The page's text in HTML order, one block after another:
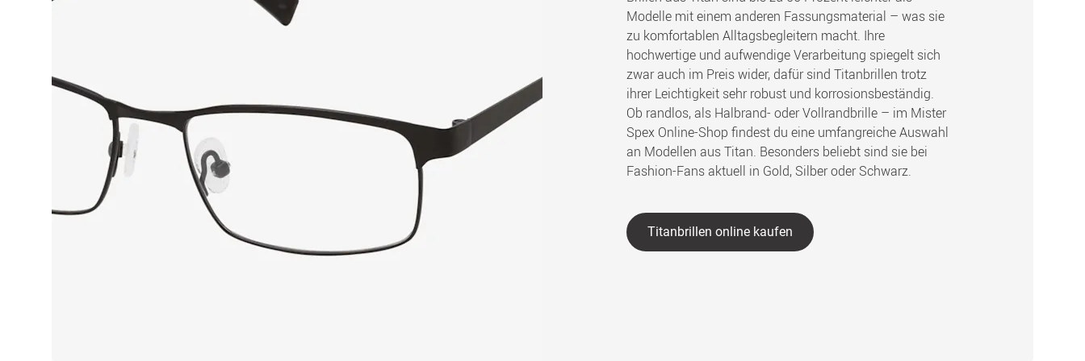
Modelle mit einem anderen Fassungsmaterial – was sie
zu komfortablen Alltagsbegleitern macht. Ihre
hochwertige und aufwendige Verarbeitung spiegelt sich
zwar auch im Preis wider, dafür sind Titanbrillen trotz
ihrer Leichtigkeit sehr robust und korrosionsbeständig.
Ob randlos, als Halbrand- oder Vollrandbrille – im Mister
Spex Online-Shop findest du eine umfangreiche Auswahl
an Modellen aus Titan. Besonders beliebt sind sie bei
Fashion-Fans aktuell in Gold, Silber oder Schwarz.
Titanbrillen online kaufen